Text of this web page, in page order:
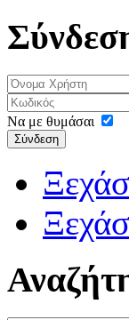
Να με θυμάσαι
Σύνδεση